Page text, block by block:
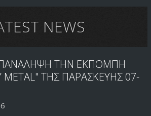
NEWS
ΤΗΝ ΕΚΠΟΜΠΗ
METAL" ΤΗΣ ΠΑΡΑΣΚΕΥΗΣ 07-